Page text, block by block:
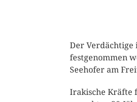
Der Verdächtige
festgenommen
Seehofer am
Irakische Kräfte